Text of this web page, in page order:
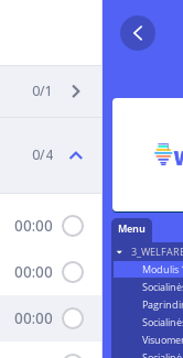
0/1
0/4
00:00
00:00
00:00